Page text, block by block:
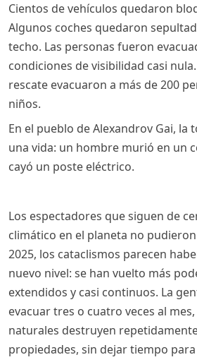
Cientos de vehículos quedaron
Algunos coches quedaron
techo. Las personas fueron
condiciones de visibilidad casi
rescate evacuaron a más de 200
niños.
En el pueblo de Alexandrov Gai, la
una vida: un hombre murió en un
cayó un poste eléctrico.
Los espectadores que siguen de
climático en el planeta no
2025, los cataclismos parecen
nuevo nivel: se han vuelto más
extendidos y casi continuos. La
evacuar tres o cuatro veces al
naturales destruyen
propiedades, sin dejar tiempo